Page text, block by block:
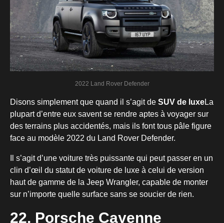
2022 Land Rover Defender
Disons simplement que quand il s’agit de SUV de luxeLa
plupart d’entre eux savent se rendre aptes à voyager sur
des terrains plus accidentés, mais ils font tous pâle figure
face au modèle 2022 du Land Rover Defender.
Il s’agit d’une voiture très puissante qui peut passer en un
clin d’œil du statut de voiture de luxe à celui de version
haut de gamme de la Jeep Wrangler, capable de monter
sur n’importe quelle surface sans se soucier de rien.
22. Porsche Cayenne